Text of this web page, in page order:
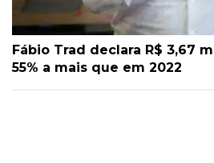
Fábio Trad declara R$ 3,67
55% a mais que em 2022